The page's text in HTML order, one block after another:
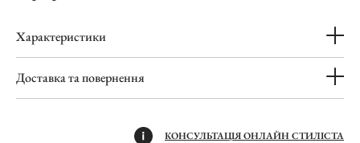
Характеристики
Доставка та повернення
КОНСУЛЬТАЦІЯ ОНЛАЙН СТИЛІСТА